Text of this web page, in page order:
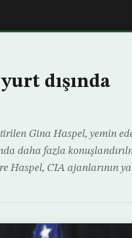
dışında
Gina Haspel, yemin
daha fazla
Haspel, CIA ajanlarının